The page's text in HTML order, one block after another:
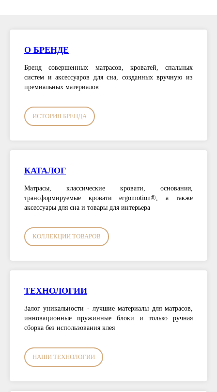
О БРЕНДЕ
Бренд совершенных матрасов, кроватей, спальных
систем и аксессуаров для сна, созданных вручную из
премиальных материалов
ИСТОРИЯ БРЕНДА
КАТАЛОГ
Матрасы, классические кровати, основания,
трансформируемые кровати ergomotion®, а также
аксессуары для сна и товары для интерьера
КОЛЛЕКЦИИ ТОВАРОВ
ТЕХНОЛОГИИ
Залог уникальности - лучшие материалы для матрасов,
инновационные пружинные блоки и только ручная
сборка без использования клея
НАШИ ТЕХНОЛОГИИ